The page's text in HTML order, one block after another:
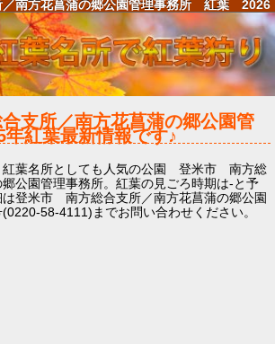
南方花菖蒲の郷公園管理事務所 紅葉 2026
支所／南方花菖蒲の郷公園管
年紅葉最新情報です♪
紅葉名所としても人気の公園 登米市 南方総
公園管理事務所。紅葉の見ごろ時期は-と予
登米市 南方総合支所／南方花菖蒲の郷公園
58-4111)までお問い合わせください。